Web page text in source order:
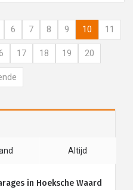
6 7 8 9 10 11
17 18 19 20
Altijd
in Hoeksche Waard